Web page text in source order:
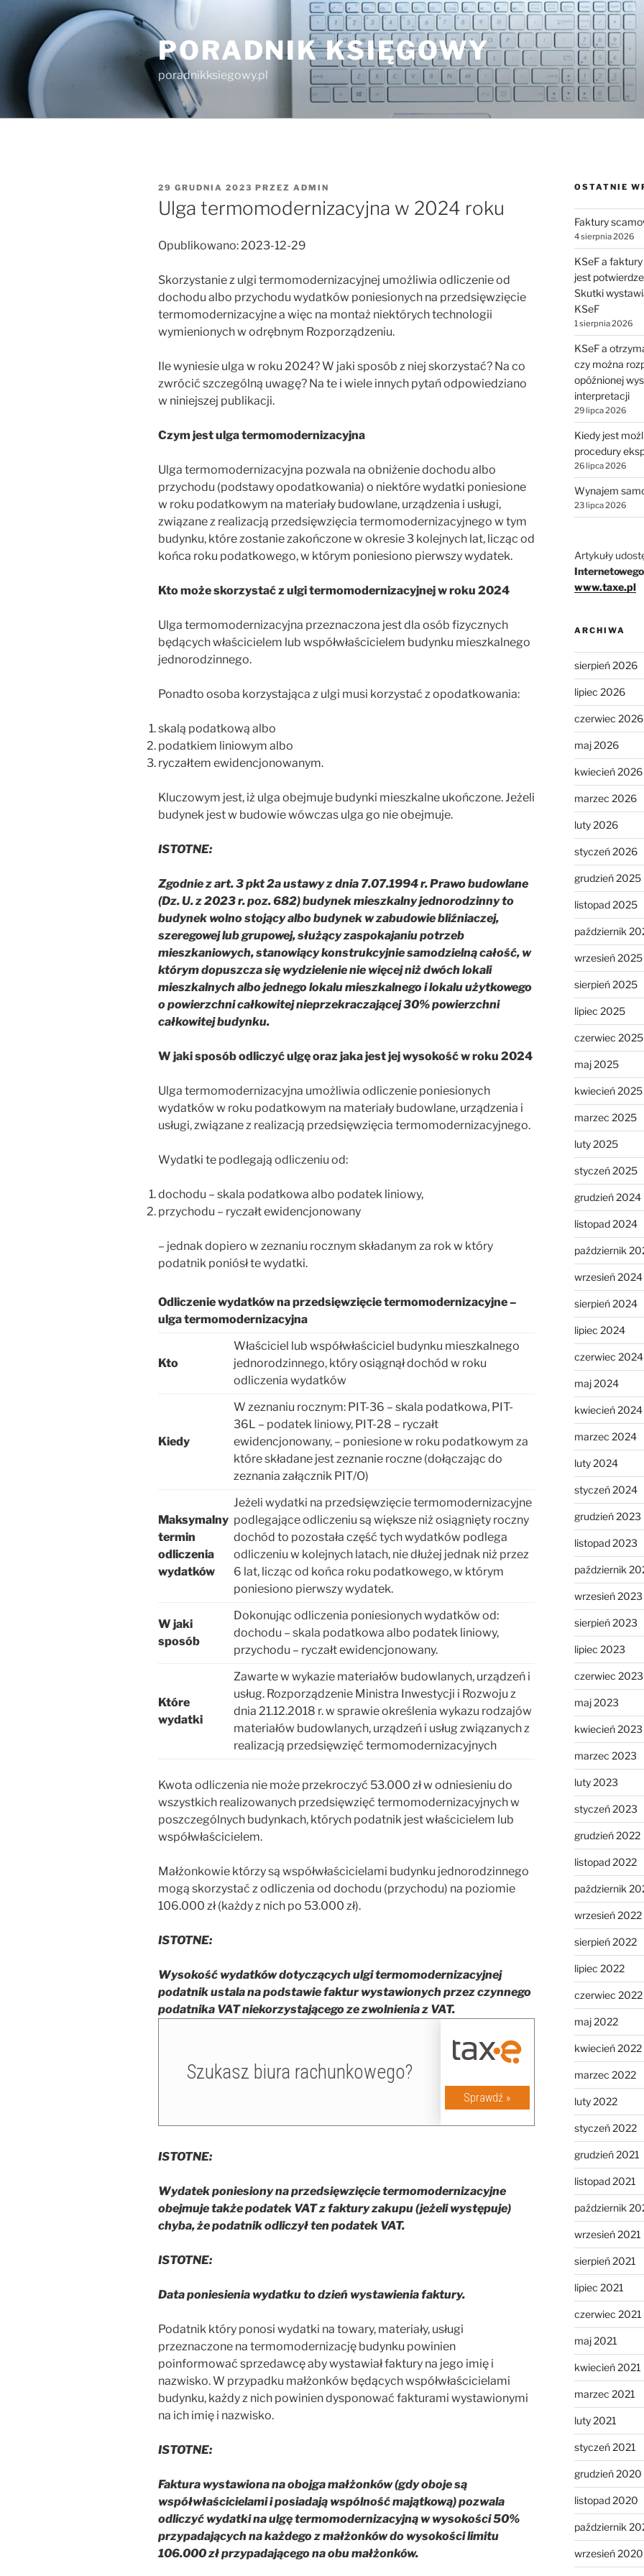
Przejdź
treści
PORADNIK KSIĘGOWY
poradnikksiegowy.pl
OPUBLIKOWANE
W
29 GRUDNIA 2023 PRZEZ ADMIN
Ulga termomodernizacyjna w 2024 roku
Opublikowano: 2023-12-29
Skorzystanie z ulgi termomodernizacyjnej umożliwia odliczenie od
dochodu albo przychodu wydatków poniesionych na przedsięwzięcie
termomodernizacyjne a więc na montaż niektórych technologii
wymienionych w odrębnym Rozporządzeniu.
Ile wyniesie ulga w roku 2024? W jaki sposób z niej skorzystać? Na co
zwrócić szczególną uwagę? Na te i wiele innych pytań odpowiedziano
w niniejszej publikacji.
Czym jest ulga termomodernizacyjna
Ulga termomodernizacyjna pozwala na obniżenie dochodu albo
przychodu (podstawy opodatkowania) o niektóre wydatki poniesione
w roku podatkowym na materiały budowlane, urządzenia i usługi,
związane z realizacją przedsięwzięcia termomodernizacyjnego w tym
budynku, które zostanie zakończone w okresie 3 kolejnych lat, licząc od
końca roku podatkowego, w którym poniesiono pierwszy wydatek.
Kto może skorzystać z ulgi termomodernizacyjnej w roku 2024
Ulga termomodernizacyjna przeznaczona jest dla osób fizycznych
będących właścicielem lub współwłaścicielem budynku mieszkalnego
jednorodzinnego.
Ponadto osoba korzystająca z ulgi musi korzystać z opodatkowania:
skalą podatkową albo
podatkiem liniowym albo
ryczałtem ewidencjonowanym.
Kluczowym jest, iż ulga obejmuje budynki mieszkalne ukończone. Jeżeli
budynek jest w budowie wówczas ulga go nie obejmuje.
ISTOTNE:
Zgodnie z art. 3 pkt 2a ustawy z dnia 7.07.1994 r. Prawo budowlane
(Dz. U. z 2023 r. poz. 682) budynek mieszkalny jednorodzinny to
budynek wolno stojący albo budynek w zabudowie bliźniaczej,
szeregowej lub grupowej, służący zaspokajaniu potrzeb
mieszkaniowych, stanowiący konstrukcyjnie samodzielną całość, w
którym dopuszcza się wydzielenie nie więcej niż dwóch lokali
mieszkalnych albo jednego lokalu mieszkalnego i lokalu użytkowego
o powierzchni całkowitej nieprzekraczającej 30% powierzchni
całkowitej budynku.
W jaki sposób odliczyć ulgę oraz jaka jest jej wysokość w roku 2024
Ulga termomodernizacyjna umożliwia odliczenie poniesionych
wydatków w roku podatkowym na materiały budowlane, urządzenia i
usługi, związane z realizacją przedsięwzięcia termomodernizacyjnego.
Wydatki te podlegają odliczeniu od:
dochodu – skala podatkowa albo podatek liniowy,
przychodu – ryczałt ewidencjonowany
– jednak dopiero w zeznaniu rocznym składanym za rok w który
podatnik poniósł te wydatki.
Odliczenie wydatków na przedsięwzięcie termomodernizacyjne –
ulga termomodernizacyjna
Kto
Właściciel lub współwłaściciel budynku mieszkalnego
jednorodzinnego, który osiągnął dochód w roku
odliczenia wydatków
Kiedy
W zeznaniu rocznym: PIT-36 – skala podatkowa, PIT-
36L – podatek liniowy, PIT-28 – ryczałt
ewidencjonowany, – poniesione w roku podatkowym za
które składane jest zeznanie roczne (dołączając do
zeznania załącznik PIT/O)
Maksymalny
termin
odliczenia
wydatków
Jeżeli wydatki na przedsięwzięcie termomodernizacyjne
podlegające odliczeniu są większe niż osiągnięty roczny
dochód to pozostała część tych wydatków podlega
odliczeniu w kolejnych latach, nie dłużej jednak niż przez
6 lat, licząc od końca roku podatkowego, w którym
poniesiono pierwszy wydatek.
W jaki
sposób
Dokonując odliczenia poniesionych wydatków od:
dochodu – skala podatkowa albo podatek liniowy,
przychodu – ryczałt ewidencjonowany.
Które
wydatki
Zawarte w wykazie materiałów budowlanych, urządzeń i
usług. Rozporządzenie Ministra Inwestycji i Rozwoju z
dnia 21.12.2018 r. w sprawie określenia wykazu rodzajów
materiałów budowlanych, urządzeń i usług związanych z
realizacją przedsięwzięć termomodernizacyjnych
Kwota odliczenia nie może przekroczyć 53.000 zł w odniesieniu do
wszystkich realizowanych przedsięwzięć termomodernizacyjnych w
poszczególnych budynkach, których podatnik jest właścicielem lub
współwłaścicielem.
Małżonkowie którzy są współwłaścicielami budynku jednorodzinnego
mogą skorzystać z odliczenia od dochodu (przychodu) na poziomie
106.000 zł (każdy z nich po 53.000 zł).
ISTOTNE:
Wysokość wydatków dotyczących ulgi termomodernizacyjnej
podatnik ustala na podstawie faktur wystawionych przez czynnego
podatnika VAT niekorzystającego ze zwolnienia z VAT.
ISTOTNE:
Wydatek poniesiony na przedsięwzięcie termomodernizacyjne
obejmuje także podatek VAT z faktury zakupu (jeżeli występuje)
chyba, że podatnik odliczył ten podatek VAT.
ISTOTNE:
Data poniesienia wydatku to dzień wystawienia faktury.
Podatnik który ponosi wydatki na towary, materiały, usługi
przeznaczone na termomodernizację budynku powinien
poinformować sprzedawcę aby wystawiał faktury na jego imię i
nazwisko. W przypadku małżonków będących współwłaścicielami
budynku, każdy z nich powinien dysponować fakturami wystawionymi
na ich imię i nazwisko.
ISTOTNE:
Faktura wystawiona na obojga małżonków (gdy oboje są
współwłaścicielami i posiadają wspólność majątkową) pozwala
odliczyć wydatki na ulgę termomodernizacyjną w wysokości 50%
przypadających na każdego z małżonków do wysokości limitu
106.000 zł przypadającego na obu małżonków.
OSTATNIE
Faktury
4 sierpnia 2026
KSeF a
jest
Skutki
KSeF
1 sierpnia 2026
KSeF a
czy można
opóźnionej
interpretacji
29 lipca 2026
Kiedy jest
procedury
26 lipca 2026
Wynajem
23 lipca 2026
Artykuły
www.taxe.pl
ARCHIWA
sierpień 2026
lipiec 2026
czerwiec 2026
maj 2026
kwiecień 2026
marzec 2026
luty 2026
styczeń 2026
grudzień 2025
listopad 2025
październik
wrzesień 2025
sierpień 2025
lipiec 2025
czerwiec 2025
maj 2025
kwiecień 2025
marzec 2025
luty 2025
styczeń 2025
grudzień 2024
listopad 2024
październik
wrzesień 2024
sierpień 2024
lipiec 2024
czerwiec 2024
maj 2024
kwiecień 2024
marzec 2024
luty 2024
styczeń 2024
grudzień 2023
listopad 2023
październik
wrzesień 2023
sierpień 2023
lipiec 2023
czerwiec 2023
maj 2023
kwiecień 2023
marzec 2023
luty 2023
styczeń 2023
grudzień 2022
listopad 2022
październik
wrzesień 2022
sierpień 2022
lipiec 2022
czerwiec 2022
maj 2022
kwiecień 2022
marzec 2022
luty 2022
styczeń 2022
grudzień 2021
listopad 2021
październik
wrzesień 2021
sierpień 2021
lipiec 2021
czerwiec 2021
maj 2021
kwiecień 2021
marzec 2021
luty 2021
styczeń 2021
grudzień 2020
listopad 2020
październik
wrzesień 2020